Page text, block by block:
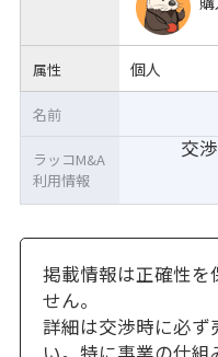
属性 個人
交
名前
ラッコM&A
利用情報
掲載情報は正確性を
せん。
詳細は交渉時に必ず